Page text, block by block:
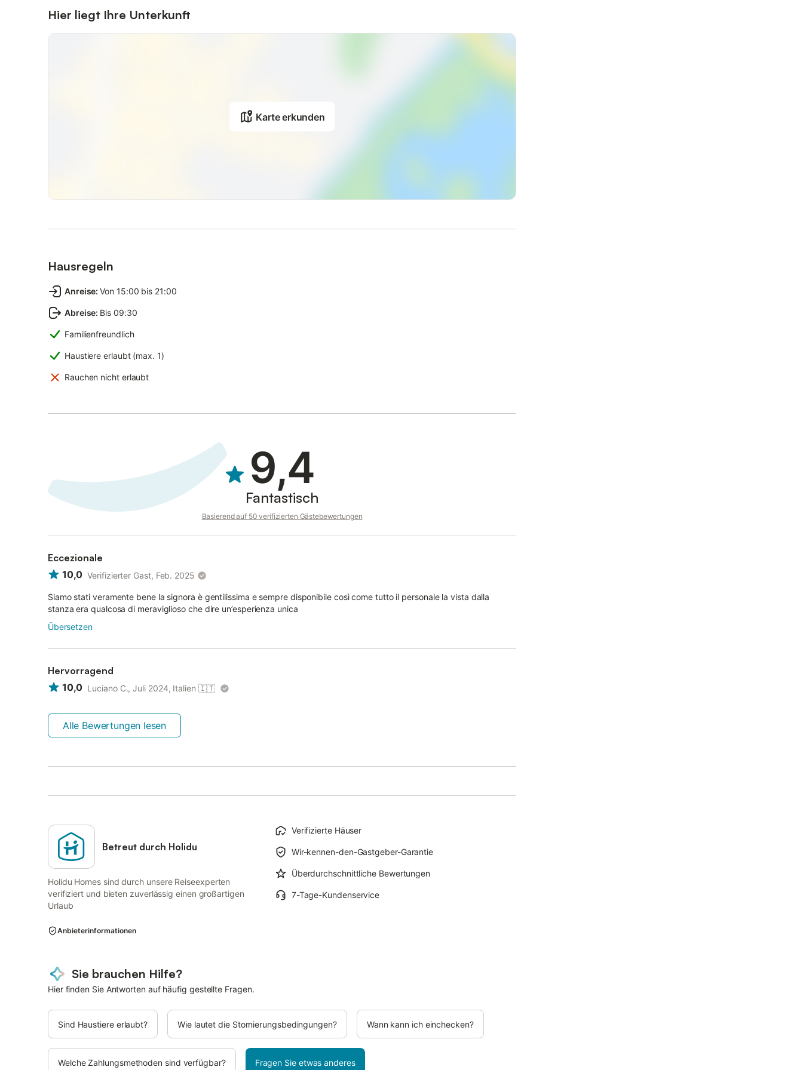
Hier liegt Ihre Unterkunft
Karte erkunden
Hausregeln
Anreise: Von 15:00 bis 21:00
Abreise: Bis 09:30
Familienfreundlich
Haustiere erlaubt (max. 1)
Rauchen nicht erlaubt
9,4
Fantastisch
Basierend auf 50 verifizierten Gästebewertungen
Eccezionale
10,0 Verifizierter Gast, Feb. 2025
Siamo stati veramente bene la signora è gentilissima e sempre disponibile così come tutto il personale la vista dalla
stanza era qualcosa di meraviglioso che dire un’esperienza unica
Übersetzen
Hervorragend
10,0 Luciano C., Juli 2024, Italien 🇮🇹
Alle Bewertungen lesen
Betreut durch Holidu
Holidu Homes sind durch unsere Reiseexperten
verifiziert und bieten zuverlässig einen großartigen
Urlaub
Verifizierte Häuser
Wir-kennen-den-Gastgeber-Garantie
Überdurchschnittliche Bewertungen
7-Tage-Kundenservice
Anbieterinformationen
Sie brauchen Hilfe?
Hier finden Sie Antworten auf häufig gestellte Fragen.
Sind Haustiere erlaubt? Wie lautet die Stornierungsbedingungen? Wann kann ich einchecken?
Welche Zahlungsmethoden sind verfügbar? Fragen Sie etwas anderes